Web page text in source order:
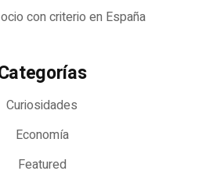
con criterio en España
Curiosidades
Economía
Featured